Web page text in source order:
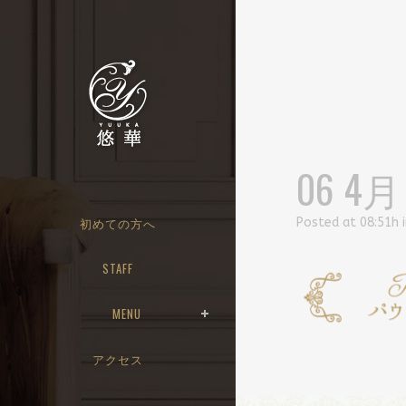
初めての方へ
STAFF
MENU
アクセス
06 4月
Posted at 08:51h